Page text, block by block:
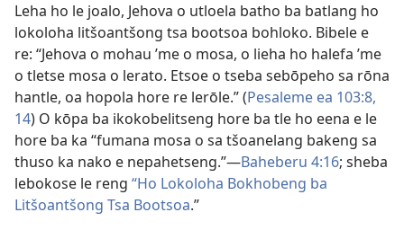
Leha ho le joalo, Jehova o utloela batho ba batlang ho
lokoloha litšoantšong tsa bootsoa bohloko. Bibele e
re: “Jehova o mohau ’me o mosa, o lieha ho halefa ’me
o tletse mosa o lerato. Etsoe o tseba sebōpeho sa rōna
hantle, oa hopola hore re lerōle.” (Pesaleme ea 103:8,
14) O kōpa ba ikokobelitseng hore ba tle ho eena e le
hore ba ka “fumana mosa o sa tšoanelang bakeng sa
thuso ka nako e nepahetseng.”—Baheberu 4:16; sheba
lebokose le reng “Ho Lokoloha Bokhobeng ba
Litšoantšong Tsa Bootsoa.”